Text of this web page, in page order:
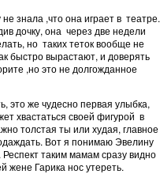
знала ,что она играет в театре.
дочку, она через две недели
но таких теток вообще не
быстро вырастают, и доверять
,но это не долгожданное
это же чудесно первая улыбка,
хвастаться своей фигурой в
толстая ты или худая, главное
Вот я понимаю Эвелину
таким мамам сразу видно
жене Гарика нос утереть.